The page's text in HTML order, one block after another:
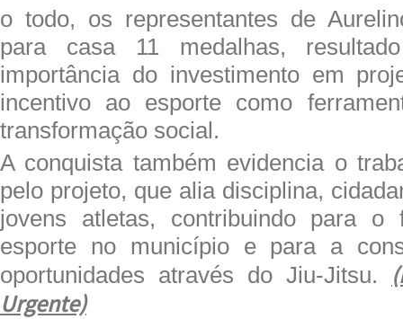
o todo, os representantes de
para casa 11 medalhas,
importância do investimento em
incentivo ao esporte como
transformação social.
A conquista também evidencia o
pelo projeto, que alia disciplina,
jovens atletas, contribuindo para o
esporte no município e para a
oportunidades através do Jiu-Jitsu.
Urgente)